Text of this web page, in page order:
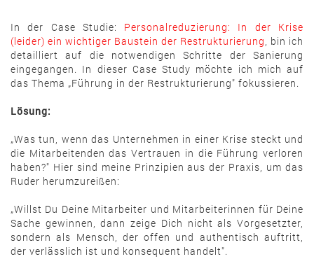
In der Case Studie: Personalreduzierung: In der Krise
(leider) ein wichtiger Baustein der Restrukturierung, bin ich
detailliert auf die notwendigen Schritte der Sanierung
eingegangen. In dieser Case Study möchte ich mich auf
das Thema „Führung in der Restrukturierung" fokussieren.
Lösung:
„Was tun, wenn das Unternehmen in einer Krise steckt und
die Mitarbeitenden das Vertrauen in die Führung verloren
haben?" Hier sind meine Prinzipien aus der Praxis, um das
Ruder herumzureißen:
„Willst Du Deine Mitarbeiter und Mitarbeiterinnen für Deine
Sache gewinnen, dann zeige Dich nicht als Vorgesetzter,
sondern als Mensch, der offen und authentisch auftritt,
der verlässlich ist und konsequent handelt".